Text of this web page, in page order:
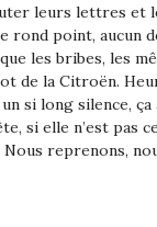
leurs lettres et
rond point, aucun
les bribes, les
de la Citroën.
si long silence,
si elle n’est pas
reprenons,